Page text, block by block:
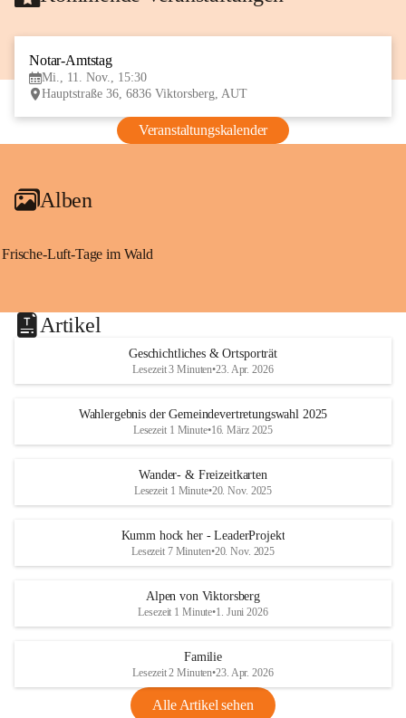
Notar-Amtstag
Mi., 11. Nov., 15:30
Hauptstraße 36, 6836 Viktorsberg, AUT
Veranstaltungskalender
Alben
Frische-Luft-Tage im Wald
Artikel
Geschichtliches & Ortsporträt
Lesezeit 3 Minuten•23. Apr. 2026
Wahlergebnis der Gemeindevertretungswahl 2025
Lesezeit 1 Minute•16. März 2025
Wander- & Freizeitkarten
Lesezeit 1 Minute•20. Nov. 2025
Kumm hock her - LeaderProjekt
Lesezeit 7 Minuten•20. Nov. 2025
Alpen von Viktorsberg
Lesezeit 1 Minute•1. Juni 2026
Familie
Lesezeit 2 Minuten•23. Apr. 2026
Alle Artikel sehen